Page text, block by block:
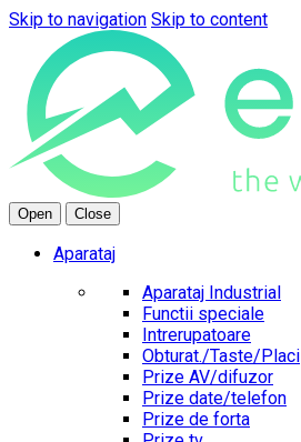
Skip to navigation Skip to content
Open Close
Aparataj
Aparataj Industrial
Functii speciale
Intrerupatoare
Obturat./Taste/Placi
Prize AV/difuzor
Prize date/telefon
Prize de forta